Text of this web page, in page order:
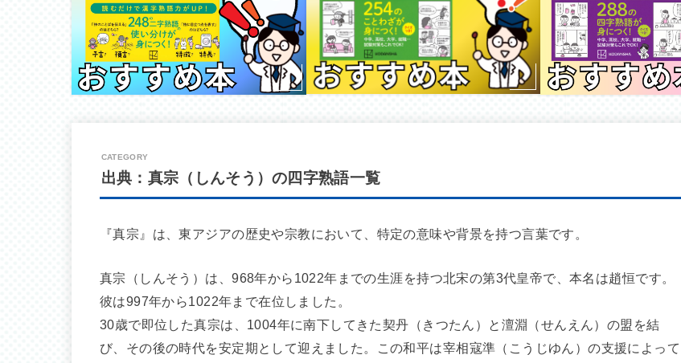
出典：真宗（しんそう）の四字熟語一覧
『真宗』は、東アジアの歴史や宗教において、特定の意味や背景を持つ言葉です。
真宗（しんそう）は、968年から1022年までの生涯を持つ北宋の第3代皇帝で、本名は趙恒です。
彼は997年から1022年まで在位しました。
30歳で即位した真宗は、1004年に南下してきた契丹（きつたん）と澶淵（せんえん）の盟を結
び、その後の時代を安定期として迎えました。この和平は宰相寇準（こうじゆん）の支援によって